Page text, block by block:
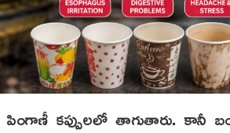
కప్పులలో తాగుతారు. కానీ